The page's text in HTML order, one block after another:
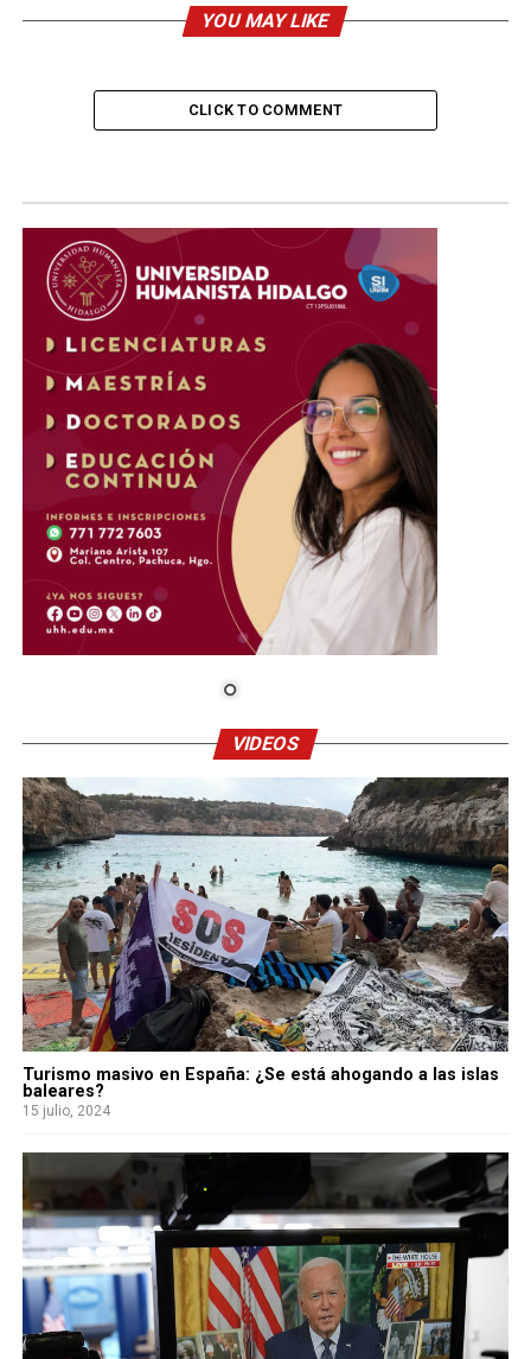
YOU MAY LIKE
CLICK TO COMMENT
VIDEOS
Turismo masivo en España: ¿Se está ahogando a las islas
baleares?
15 julio, 2024